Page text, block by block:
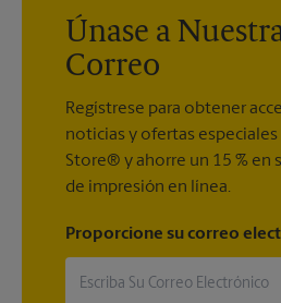
Únase a
Correo
Regístrese para obtener
noticias y ofertas especiales
Store® y ahorre un 15 % en
de impresión en línea.
Proporcione su correo